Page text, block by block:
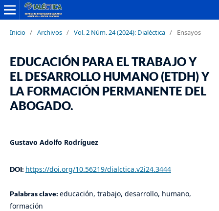
Inicio / Archivos / Vol. 2 Núm. 24 (2024): Dialéctica / Ensayos
EDUCACIÓN PARA EL TRABAJO Y
EL DESARROLLO HUMANO (ETDH) Y
LA FORMACIÓN PERMANENTE DEL
ABOGADO.
Gustavo Adolfo Rodríguez
DOI: https://doi.org/10.56219/dialctica.v2i24.3444
Palabras clave: educación, trabajo, desarrollo, humano,
formación